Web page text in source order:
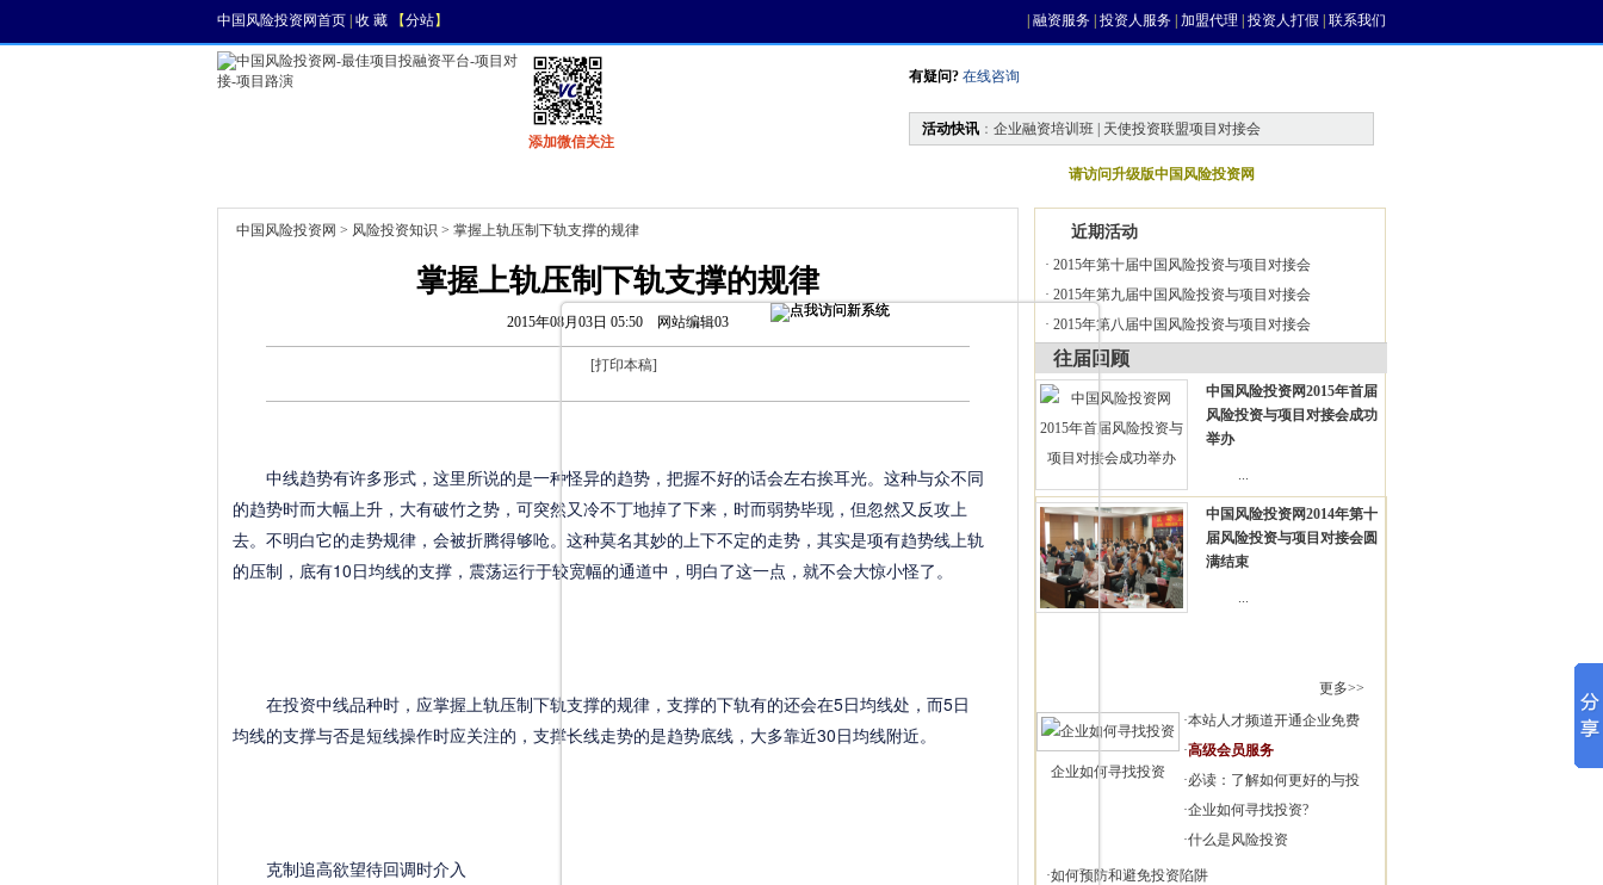
中国风险投资网首页 收 藏 【分站】 融资服务 投资人服务 加盟代理 投资人打假 联系我们
添加微信关注
有疑问? 在线咨询
活动快讯 ： 企业融资培训班 | 天使投资联盟项目对接会
请访问升级版中国风险投资网
中国风险投资网 > 风险投资知识 > 掌握上轨压制下轨支撑的规律
掌握上轨压制下轨支撑的规律
2015年08月03日 05:50 网站编辑03
[打印本稿]
中线趋势有许多形式，这里所说的是一种怪异的趋势，把握不好的话会左右挨耳光。这种与众不同
的趋势时而大幅上升，大有破竹之势，可突然又冷不丁地掉了下来，时而弱势毕现，但忽然又反攻上
去。不明白它的走势规律，会被折腾得够呛。这种莫名其妙的上下不定的走势，其实是项有趋势线上轨
的压制，底有10日均线的支撑，震荡运行于较宽幅的通道中，明白了这一点，就不会大惊小怪了。
在投资中线品种时，应掌握上轨压制下轨支撑的规律，支撑的下轨有的还会在5日均线处，而5日
均线的支撑与否是短线操作时应关注的，支撑长线走势的是趋势底线，大多靠近30日均线附近。
克制追高欲望待回调时介入
近期活动
· 2015年第十届中国风险投资与项目对接会
· 2015年第九届中国风险投资与项目对接会
· 2015年第八届中国风险投资与项目对接会
往届回顾
中国风险投资网2015年首届
风险投资与项目对接会成功
举办
...
中国风险投资网2014年第十
届风险投资与项目对接会圆
满结束
...
更多>>
企业如何寻找投资
·本站人才频道开通企业免费
·高级会员服务
·必读：了解如何更好的与投
·企业如何寻找投资?
·什么是风险投资
·如何预防和避免投资陷阱